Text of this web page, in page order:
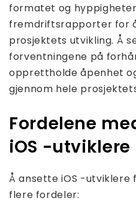
formatet og
fremdriftsrapporter for
prosjektets utvikling. Å
forventningene på
opprettholde åpenhet
gjennom hele
Fordelene
iOS -
Å ansette iOS -utviklere
flere fordeler: